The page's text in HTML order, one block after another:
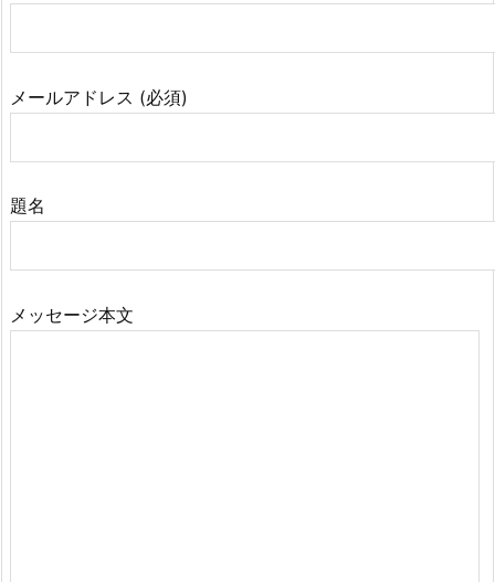
メールアドレス (必須)
題名
メッセージ本文